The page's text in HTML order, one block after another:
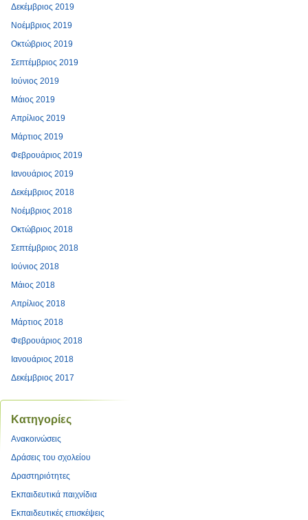
Δεκέμβριος 2019
Νοέμβριος 2019
Οκτώβριος 2019
Σεπτέμβριος 2019
Ιούνιος 2019
Μάιος 2019
Απρίλιος 2019
Μάρτιος 2019
Φεβρουάριος 2019
Ιανουάριος 2019
Δεκέμβριος 2018
Νοέμβριος 2018
Οκτώβριος 2018
Σεπτέμβριος 2018
Ιούνιος 2018
Μάιος 2018
Απρίλιος 2018
Μάρτιος 2018
Φεβρουάριος 2018
Ιανουάριος 2018
Δεκέμβριος 2017
Kατηγορίες
Ανακοινώσεις
Δράσεις του σχολείου
Δραστηριότητες
Εκπαιδευτικά παιχνίδια
Εκπαιδευτικές επισκέψεις